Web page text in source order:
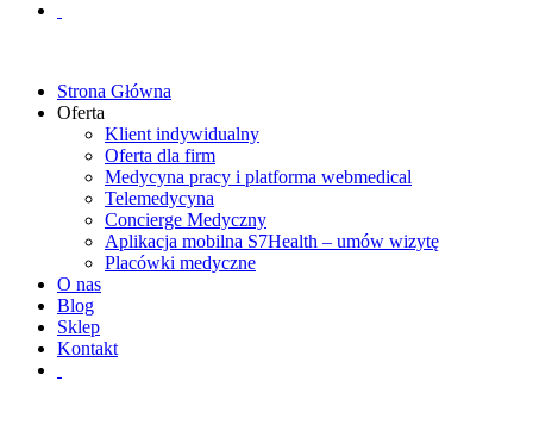
Strona Główna
Oferta
Klient indywidualny
Oferta dla firm
Medycyna pracy i platforma webmedical
Telemedycyna
Concierge Medyczny
Aplikacja mobilna S7Health – umów wizytę
Placówki medyczne
O nas
Blog
Sklep
Kontakt